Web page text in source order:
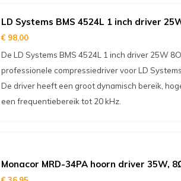
LD Systems BMS 4524L 1 inch driver
€ 98,00
De LD Systems BMS 4524L 1 inch driver 25W
professionele compressiedriver voor LD
De driver heeft een groot dynamisch bereik,
een frequentiebereik tot 20 kHz.
Monacor MRD-34PA hoorn driver 35W,